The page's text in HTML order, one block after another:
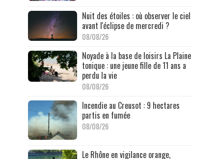
Nuit des étoiles : où observer le ciel
avant l'éclipse de mercredi ?
08/08/26
Noyade à la base de loisirs La Plaine
tonique : une jeune fille de 11 ans a
perdu la vie
08/08/26
Incendie au Creusot : 9 hectares
partis en fumée
08/08/26
Le Rhône en vigilance orange,